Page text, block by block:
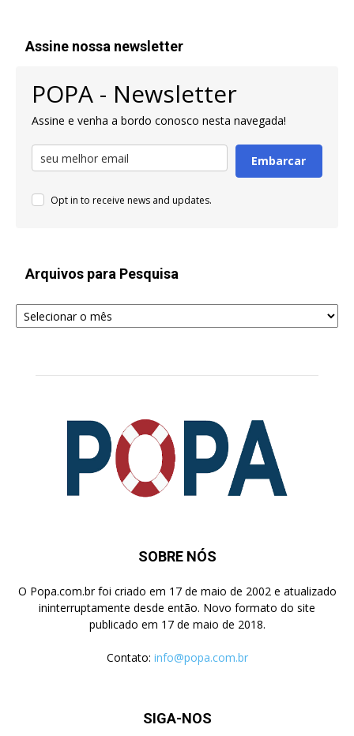
Assine nossa newsletter
POPA - Newsletter
Assine e venha a bordo conosco nesta navegada!
Embarcar
Opt in to receive news and updates.
Arquivos para Pesquisa
Arquivos
para
SOBRE NÓS
O Popa.com.br foi criado em 17 de maio de 2002 e atualizado
ininterruptamente desde então. Novo formato do site
publicado em 17 de maio de 2018.
Contato: info@popa.com.br
SIGA-NOS